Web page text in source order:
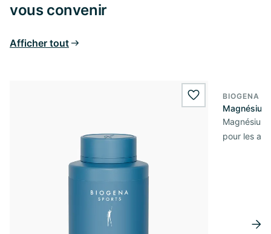
vous convenir
Afficher tout
wishlist.add
BIOGENA
pour les